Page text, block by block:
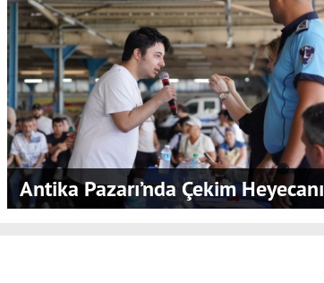
Antika Pazarı’nda Çekim Heyecanı